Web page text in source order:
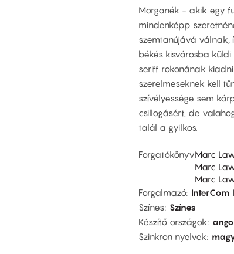
Morganék - akik egy
mindenképp
szemtanújává válnak,
békés kisvárosba
seriff rokonának
szerelmeseknek kell
szívélyessége sem
csillogásért, de
talál a gyilkos.
ForgatókönyvMarc
Marc
Marc
Forgalmazó InterCom
Színes Színes
Készítő országok
Szinkron nyelvek